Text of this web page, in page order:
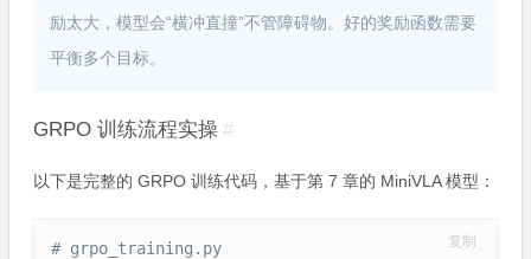
励太大，模型会“横冲直撞”不管障碍物。好的奖励函数需要
平衡多个目标。
GRPO 训练流程实操 #
以下是完整的 GRPO 训练代码，基于第 7 章的 MiniVLA 模型：
# grpo_training.py 复制